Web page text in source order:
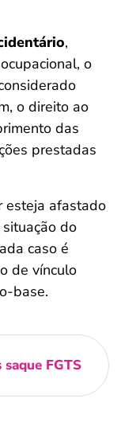
,
o
o direito ao
das
prestadas
esteja afastado
do
caso é
de vínculo
base.
saque FGTS